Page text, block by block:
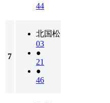
44
7
北国松
03
●
21
●
46